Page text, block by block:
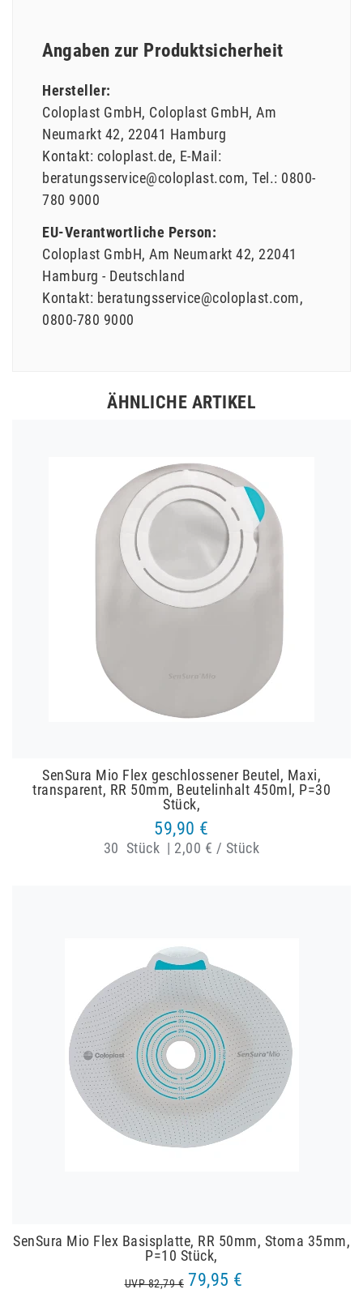
Angaben zur Produktsicherheit
Hersteller:
Coloplast GmbH Coloplast GmbH Am
Neumarkt 42 22041 Hamburg
Kontakt: coloplast.de E-Mail:
beratungsservice@coloplast.com Tel.: 0800-
780 9000
EU-Verantwortliche Person:
Coloplast GmbH Am Neumarkt 42 22041
Hamburg
Deutschland
Kontakt: beratungsservice@coloplast.com
0800-780 9000
ÄHNLICHE ARTIKEL
SenSura Mio Flex geschlossener Beutel, Maxi,
transparent, RR 50mm, Beutelinhalt 450ml, P=30
Stück,
59,90 €
30 Stück | 2,00 € / Stück
SenSura Mio Flex Basisplatte, RR 50mm, Stoma 35mm,
P=10 Stück,
UVP 82,79 € 79,95 €